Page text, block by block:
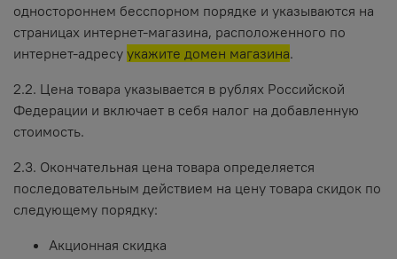
одностороннем бесспорном порядке и указываются на
страницах интернет-магазина, расположенного по
интернет-адресу укажите домен магазина.
2.2. Цена товара указывается в рублях Российской
Федерации и включает в себя налог на добавленную
стоимость.
2.3. Окончательная цена товара определяется
последовательным действием на цену товара скидок по
следующему порядку:
Акционная скидка